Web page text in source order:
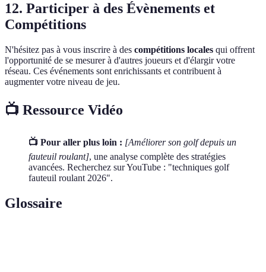
12. Participer à des Évènements et
Compétitions
N'hésitez pas à vous inscrire à des compétitions locales qui offrent
l'opportunité de se mesurer à d'autres joueurs et d'élargir votre
réseau. Ces événements sont enrichissants et contribuent à
augmenter votre niveau de jeu.
📺 Ressource Vidéo
📺 Pour aller plus loin : [Améliorer son golf depuis un
fauteuil roulant], une analyse complète des stratégies
avancées. Recherchez sur YouTube : "techniques golf
fauteuil roulant 2026".
Glossaire